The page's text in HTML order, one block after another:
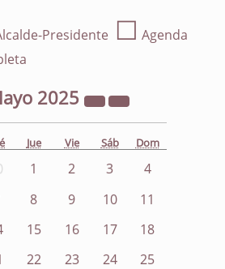
Presidente ☐ Agenda
2025
Jue Vie Sáb Dom
1 2 3
4
8 9 10
11
15 16 17
18
22 23 24
25